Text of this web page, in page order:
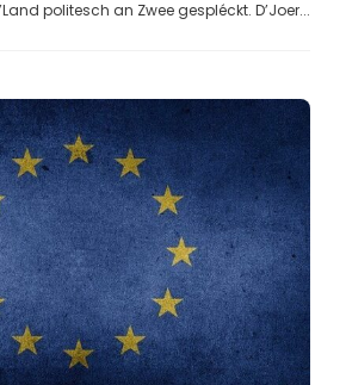
politesch an Zwee gespléckt. D’Joer...